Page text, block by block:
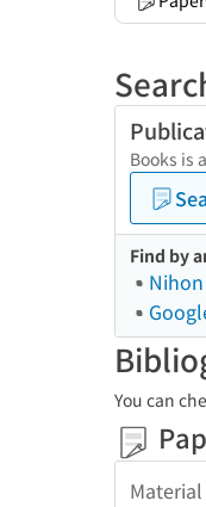
Books is
Find by
You can